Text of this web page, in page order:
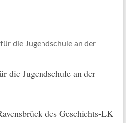
die Jugendschule an der
des Geschichts-LK